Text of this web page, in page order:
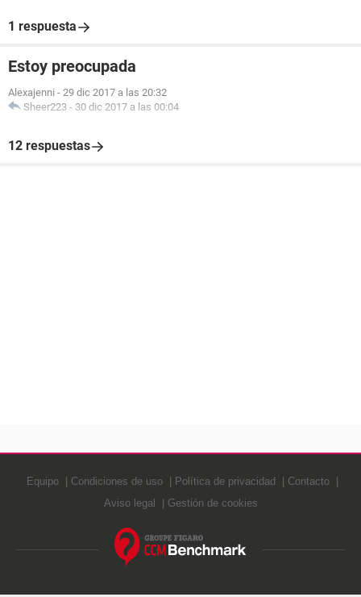
1 respuesta
Estoy preocupada
Alexajenni - 29 dic 2017 a las 20:32
Sheer223 - 30 dic 2017 a las 00:04
12 respuestas
Equipo Condiciones de uso Política de privacidad
Contacto
Aviso legal
Gestión de cookies